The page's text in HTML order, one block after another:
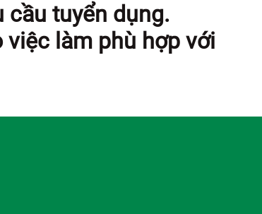
cầu tuyển dụng.
làm phù hợp với